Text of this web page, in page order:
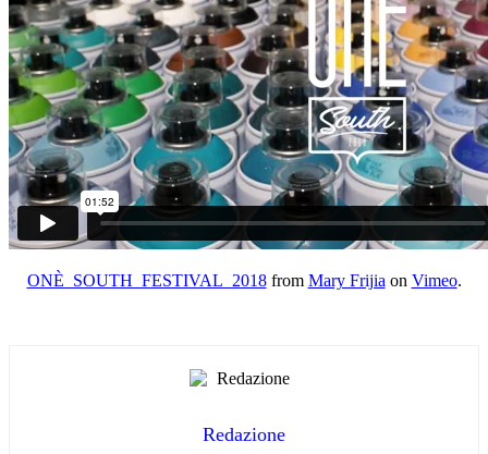
ONÈ_SOUTH_FESTIVAL_2018from Mary Frijia on Vimeo.
Redazione